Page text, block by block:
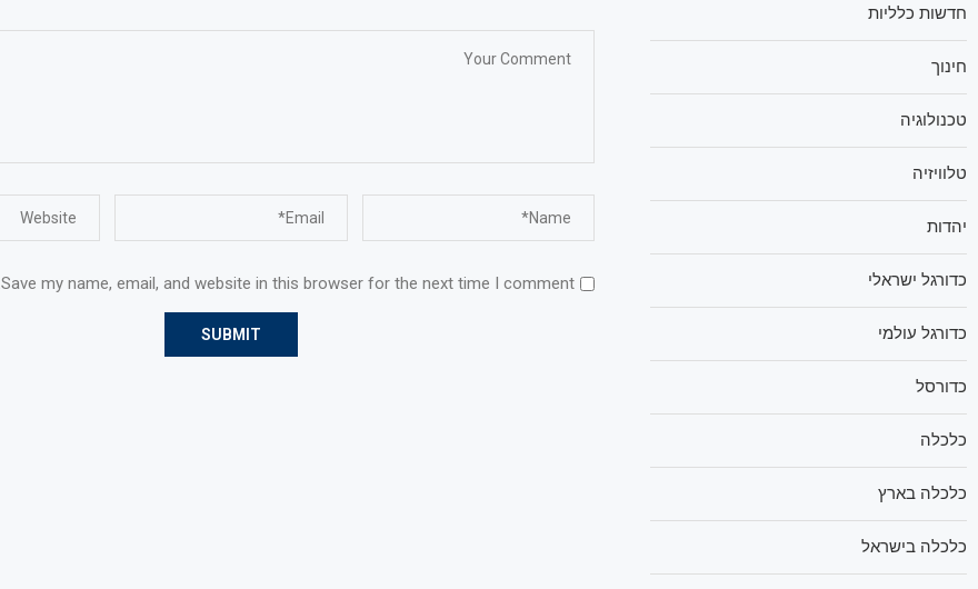
Save my name, email, and website in this browser for the next time I comment.
חדשות כלליות
חינוך
טכנולוגיה
טלוויזיה
יהדות
כדורגל ישראלי
כדורגל עולמי
כדורסל
כלכלה
כלכלה בארץ
כלכלה בישראל